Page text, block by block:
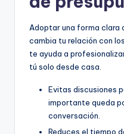
Adoptar una forma clara
cambia tu relación con
te ayuda a
tú solo desde casa.
Evitas discusiones
importante queda
conversación.
Reduces el tiempo